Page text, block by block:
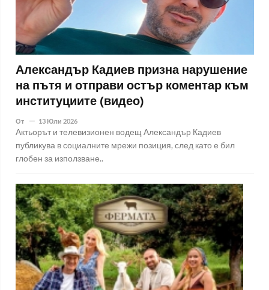
Александър Кадиев призна нарушение
на пътя и отправи остър коментар към
институциите (видео)
От 13 Юли 2026
Актьорът и телевизионен водещ Александър Кадиев
публикува в социалните мрежи позиция, след като е бил
глобен за използване..